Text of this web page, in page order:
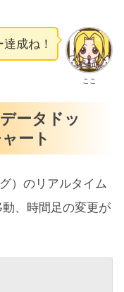
ここ
成ね！
ータドッ
ート
）のリアルタイム
、時間足の変更が